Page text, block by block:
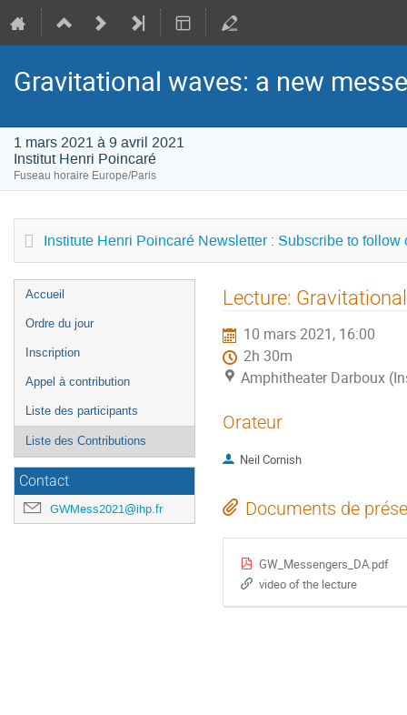
Gravitational waves: a new
1 mars 2021 à 9 avril 2021
Institut Henri Poincaré
Fuseau horaire Europe/Paris
Institute Henri Poincaré Newsletter : Subscribe to follow
Menu
de
Accueil
Ordre du jour
Inscription
Appel à contribution
Liste des participants
Liste des Contributions
Contact
GWMess2021@ihp.fr
Lecture:
10 mars 2021, 16:00
2h 30m
Amphitheater Darboux
Orateur
Neil Cornish
Documents de
GW_Messengers_DA.pdf
video of the lecture